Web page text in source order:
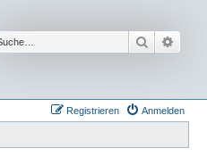
Suche
Anmelden
Registrieren